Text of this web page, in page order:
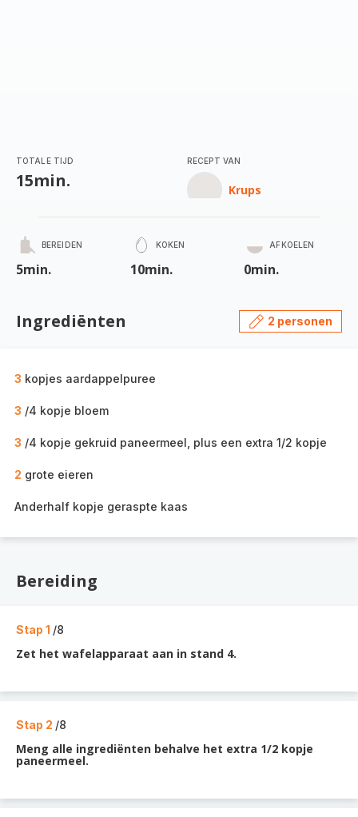
TOTALE TIJD
15min.
RECEPT VAN
Krups
BEREIDEN
5min.
KOKEN
10min.
AFKOELEN
0min.
Ingrediënten 2 personen
3 kopjes aardappelpuree
3 /4 kopje bloem
3 /4 kopje gekruid paneermeel, plus een extra 1/2 kopje
2 grote eieren
Anderhalf kopje geraspte kaas
Bereiding
Stap 1 /8
Zet het wafelapparaat aan in stand 4.
Stap 2 /8
Meng alle ingrediënten behalve het extra 1/2 kopje
paneermeel.